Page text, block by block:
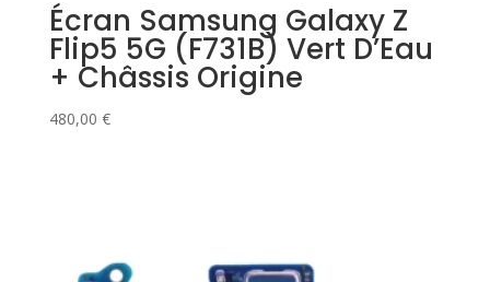
Écran Samsung Galaxy Z
Flip5 5G (F731B) Vert D’Eau
+ Châssis Origine
480,00 €